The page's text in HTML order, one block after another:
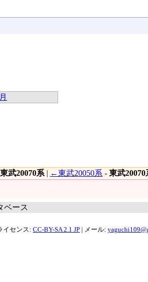
東武20070系 | ←東武20050系 - 東武20070
ベース
イセンス: CC-BY-SA 2.1 JP | メール: